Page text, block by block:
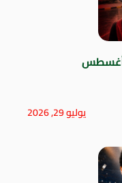
أغسطس
يوليو 29, 2026